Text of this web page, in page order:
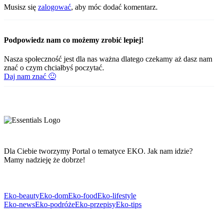
Musisz się zalogować, aby móc dodać komentarz.
Podpowiedz nam co możemy zrobić lepiej!
Nasza społeczność jest dla nas ważna dlatego czekamy aż dasz nam
znać o czym chciałbyś poczytać.
Daj nam znać 🙂
Dla Ciebie tworzymy Portal o tematyce EKO. Jak nam idzie?
Mamy nadzieję że dobrze!
Eko-beautyEko-domEko-foodEko-lifestyle
Eko-newsEko-podróżeEko-przepisyEko-tips